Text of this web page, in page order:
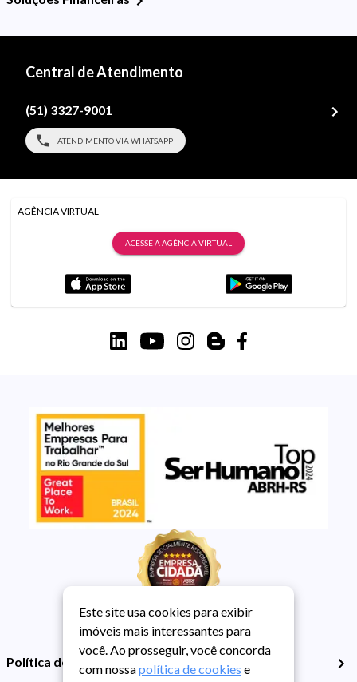
Central de Atendimento
(51) 3327-9001
ATENDIMENTO VIA WHATSAPP
AGÊNCIA VIRTUAL
ACESSE A AGÊNCIA VIRTUAL
Política de Privacidade
Este site usa cookies para exibir
imóveis mais interessantes para
você. Ao prosseguir, você concorda
com nossapolítica de cookies e